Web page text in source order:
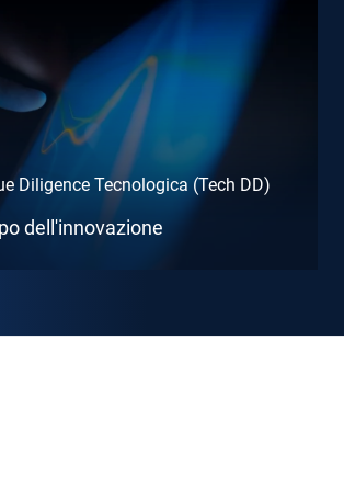
Diligence Tecnologica (Tech DD)
dell'innovazione